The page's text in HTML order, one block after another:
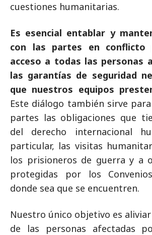
cuestiones humanitarias.
Es esencial entablar y
con las partes en conflicto
acceso a todas las personas
las garantías de seguridad
que nuestros equipos
Este diálogo también sirve
partes las obligaciones que
del derecho internacional
particular, las visitas
los prisioneros de guerra y a
protegidas por los
donde sea que se encuentren.
Nuestro único objetivo es
de las personas afectadas